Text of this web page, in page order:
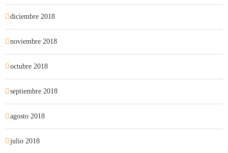
diciembre 2018
noviembre 2018
octubre 2018
septiembre 2018
agosto 2018
julio 2018